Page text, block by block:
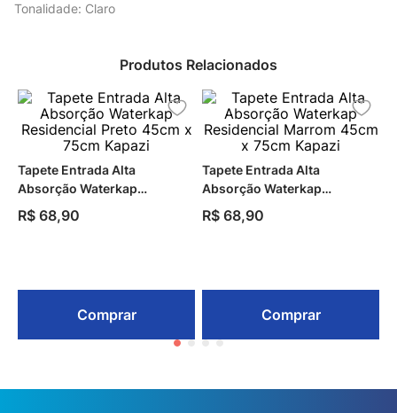
Tonalidade: Claro
Produtos Relacionados
Tapete Entrada Alta
Absorção Waterkap
Residencial Preto 45cm x
75cm Kapazi
R$ 68,90
Comprar
Tapete Entrada Alta
Absorção Waterkap
Residencial Marrom 45cm x
75cm Kapazi
R$ 68,90
Comprar